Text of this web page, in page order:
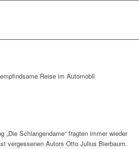
Reise im Automobil
„Die Schlangendame“ fragten immer wieder
vergessenen Autors Otto Julius Bierbaum.